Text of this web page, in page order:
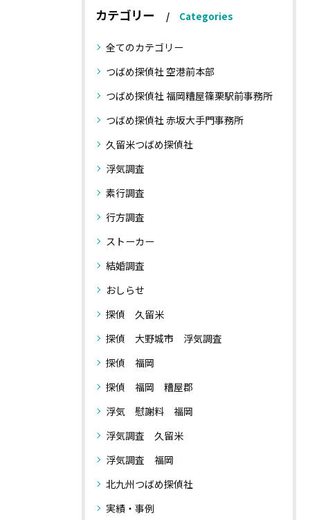
カテゴリー Categories
全てのカテゴリー
つばめ探偵社 空港前本部
つばめ探偵社 福岡糟屋篠栗駅前事務所
つばめ探偵社 赤坂大手門事務所
久留米つばめ探偵社
浮気調査
素行調査
行方調査
ストーカー
結婚調査
おしらせ
探偵 久留米
探偵 大野城市 浮気調査
探偵 福岡
探偵 福岡 糟屋郡
浮気 慰謝料 福岡
浮気調査 久留米
浮気調査 福岡
北九州つばめ探偵社
実績・事例